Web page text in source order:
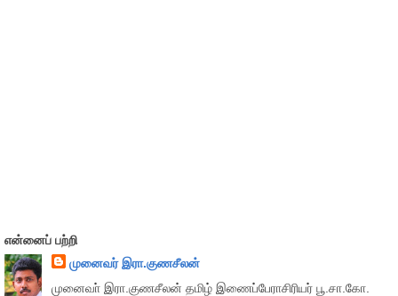
என்னைப் பற்றி
முனைவர் இரா.குணசீலன்
முனைவா் இரா.குணசீலன் தமிழ் இணைப்பேராசிரியர் பூ.சா.கோ.